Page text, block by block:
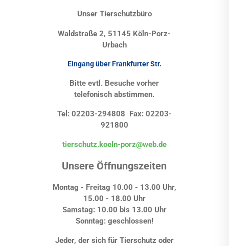
Unser Tierschutzbüro
Waldstraße 2, 51145 Köln-Porz-
Urbach
Eingang über Frankfurter Str.
Bitte evtl. Besuche vorher
telefonisch abstimmen.
Tel: 02203-294808 Fax: 02203-
921800
tierschutz.koeln-porz@web.de
Unsere Öffnungszeiten
Montag - Freitag 10.00 - 13.00 Uhr,
15.00 - 18.00 Uhr
Samstag: 10.00 bis 13.00 Uhr
Sonntag: geschlossen!
Jeder, der sich für Tierschutz oder